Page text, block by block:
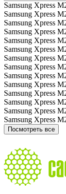
Samsung Xpress
Samsung Xpress
Samsung Xpress
Samsung Xpress
Samsung Xpress
Samsung Xpress
Samsung Xpress
Samsung Xpress
Samsung Xpress
Samsung Xpress
Samsung Xpress
Samsung Xpress
Samsung Xpress
Samsung Xpress
Посмотреть все